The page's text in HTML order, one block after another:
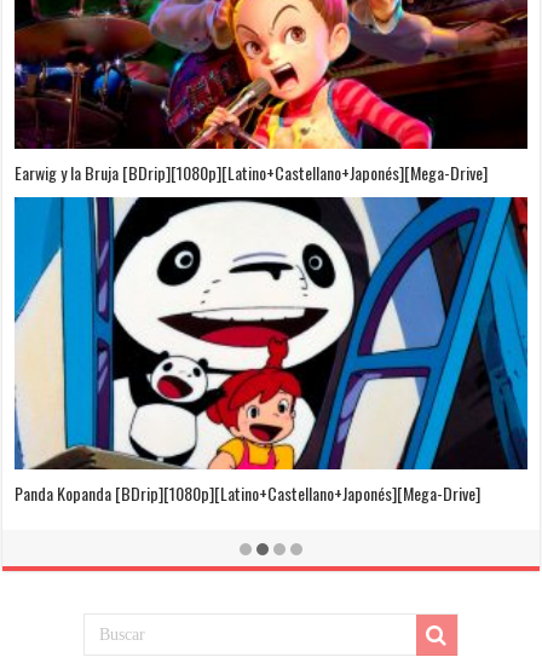
Puedo Escuchar el Mar [Película][BDrip][1080p][Dual Audio]
[Castellano+Japonés][Sub-Español][MEGA]